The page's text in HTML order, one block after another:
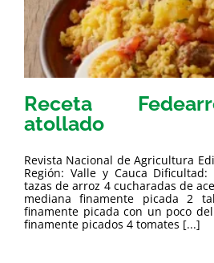
Receta
atollado
Revista Nacional de Agricultura
Región: Valle y Cauca
tazas de arroz 4 cucharadas de
mediana finamente picada 2
finamente picada con un poco
finamente picados 4 tomates [...]